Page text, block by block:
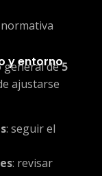
y entorno
general de5
ajustarse
: seguir el
: revisar